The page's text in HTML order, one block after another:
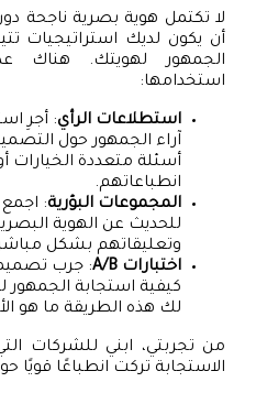
لا تكتمل هوية بصرية ناجحة
أن يكون لديك
الجمهور لهويتك. هناك
استخدامها:
استطلاعات الرأي: أجرِ
آراء الجمهور حول
أسئلة متعددة الخيارات
انطباعاتهم.
المجموعات البؤرية:
للحديث عن الهوية
وتعليقاتهم بشكل
اختبارات A/B
: جرب
كيفية استجابة
لك هذه الطريقة ما هو
من تجربتي، ابني للشركات
الاستجابة تركت انطباعًا